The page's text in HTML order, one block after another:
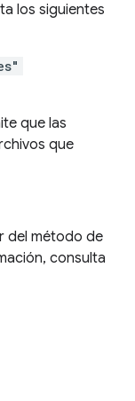
los siguientes
que las
que
del método de
consulta